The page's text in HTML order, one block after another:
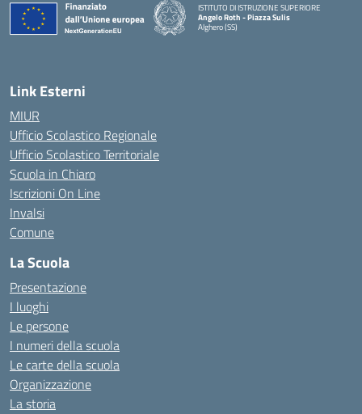
ISTITUTO DI ISTRUZIONE SUPERIORE
Angelo Roth - Piazza Sulis
Alghero (SS)
— Visita la pagina iniziale della scuola
Link Esterni
MIUR
Ufficio Scolastico Regionale
Ufficio Scolastico Territoriale
Scuola in Chiaro
Iscrizioni On Line
Invalsi
Comune
La Scuola
Presentazione
I luoghi
Le persone
I numeri della scuola
Le carte della scuola
Organizzazione
La storia